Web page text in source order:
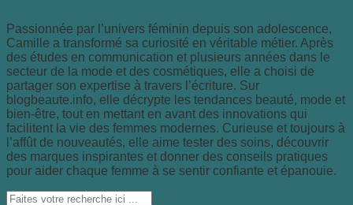
Passionnée par l’univers féminin depuis son adolescence,
Camille a transformé sa curiosité en véritable métier. Après
des études en communication et plusieurs années dans le
secteur de la mode et des cosmétiques, elle a choisi de
partager son expertise à travers l’écriture. Sur
blogbeaute.info, elle décrypte les tendances beauté, mode et
bien-être, tout en mettant en avant des innovations qui
facilitent la vie des femmes modernes. Curieuse et toujours à
l’affût de nouveautés, elle aime tester des soins, découvrir
des marques inspirantes et donner des conseils pratiques
pour aider chaque femme à se sentir confiante et épanouie.